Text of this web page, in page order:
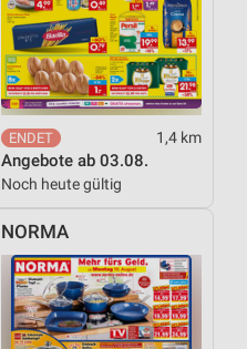
1,4 km
Angebote ab 03.08.
Noch heute gültig
NORMA